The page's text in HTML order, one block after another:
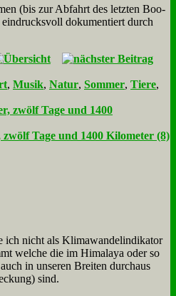
(bis zur Ab­fahrt des letz­ten Boo­
do­ku­men­tiert durch
, Musik, Natur, Sommer, Tiere,
zwölf Tage und 1400
Tage und 1400 Kilometer (8)
ich nicht als Kli­ma­wan­del­in­di­ka­tor
wel­che die im Hi­ma­la­ya oder so
in un­se­ren Brei­ten durch­aus
sind.